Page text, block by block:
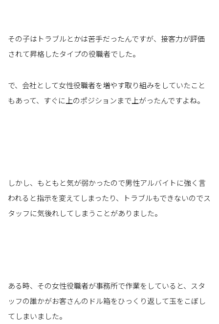
その子はトラブルとかは苦手だったんですが、接客力が評価
されて昇格したタイプの役職者でした。
で、会社として女性役職者を増やす取り組みをしていたこと
もあって、すぐに上のポジションまで上がったんですよね。
しかし、もともと気が弱かったので男性アルバイトに強く言
われると指示を変えてしまったり、トラブルもできないのでス
タッフに気後れしてしまうことがありました。
ある時、その女性役職者が事務所で作業をしていると、スタ
ッフの誰かがお客さんのドル箱をひっくり返して玉をこぼし
てしまいました。